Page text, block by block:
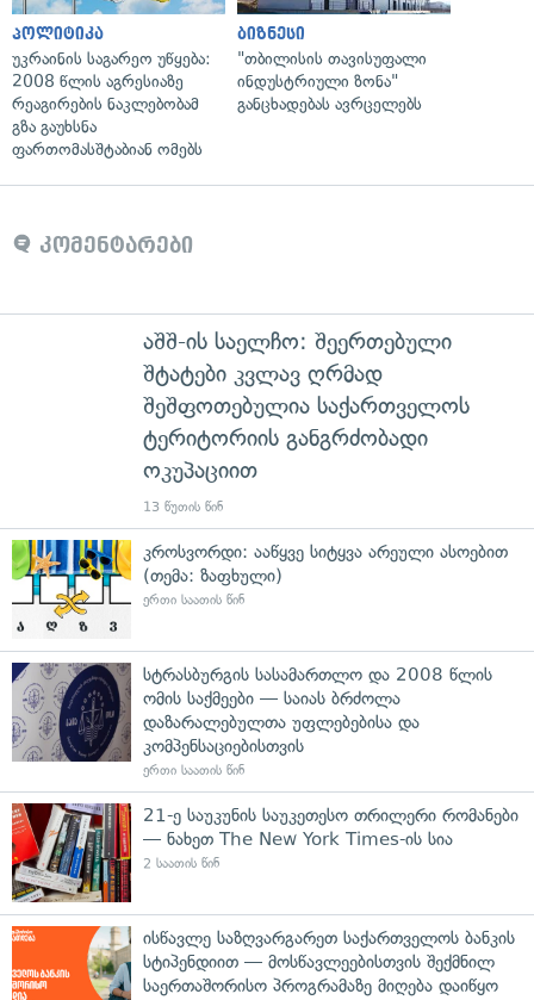
პოლიტიკა
უკრაინის საგარეო უწყება:
2008 წლის აგრესიაზე
რეაგირების ნაკლებობამ
გზა გაუხსნა
ფართომასშტაბიან ომებს
ბიზნესი
"თბილისის თავისუფალი
ინდუსტრიული ზონა"
განცხადებას ავრცელებს
კომენტარები
აშშ-ის საელჩო: შეერთებული
შტატები კვლავ ღრმად
შეშფოთებულია საქართველოს
ტერიტორიის განგრძობადი
ოკუპაციით
13 წუთის წინ
კროსვორდი: ააწყვე სიტყვა არეული ასოებით
(თემა: ზაფხული)
ერთი საათის წინ
სტრასბურგის სასამართლო და 2008 წლის
ომის საქმეები — საიას ბრძოლა
დაზარალებულთა უფლებებისა და
კომპენსაციებისთვის
ერთი საათის წინ
21-ე საუკუნის საუკეთესო თრილერი რომანები
— ნახეთ The New York Times-ის სია
2 საათის წინ
ისწავლე საზღვარგარეთ საქართველოს ბანკის
სტიპენდიით — მოსწავლეებისთვის შექმნილ
საერთაშორისო პროგრამაზე მიღება დაიწყო